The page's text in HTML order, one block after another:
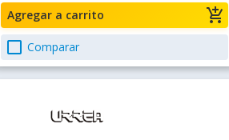
add_shopping_cart
Agregar a carrito
check_box_outline_blank Comparar